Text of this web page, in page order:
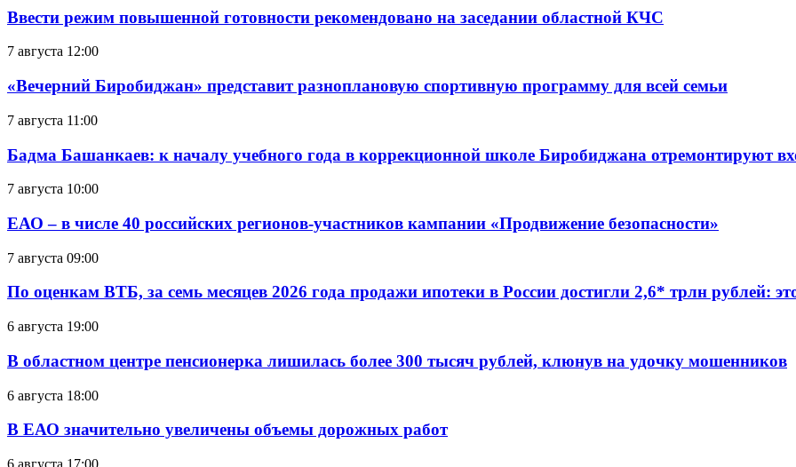
Ввести режим повышенной готовности рекомендовано на заседании областной КЧС
7 августа 12:00
«Вечерний Биробиджан» представит разноплановую спортивную программу для всей семьи
7 августа 11:00
Бадма Башанкаев: к началу учебного года в коррекционной школе Биробиджана отремонтируют
7 августа 10:00
ЕАО – в числе 40 российских регионов-участников кампании «Продвижение безопасности»
7 августа 09:00
По оценкам ВТБ, за семь месяцев 2026 года продажи ипотеки в России достигли 2,6* трлн рублей:
6 августа 19:00
В областном центре пенсионерка лишилась более 300 тысяч рублей, клюнув на удочку мошенников
6 августа 18:00
В ЕАО значительно увеличены объемы дорожных работ
6 августа 17:00